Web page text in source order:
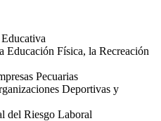
Educación Física, la Recreación
Pecuarias
Deportivas y
del Riesgo Laboral